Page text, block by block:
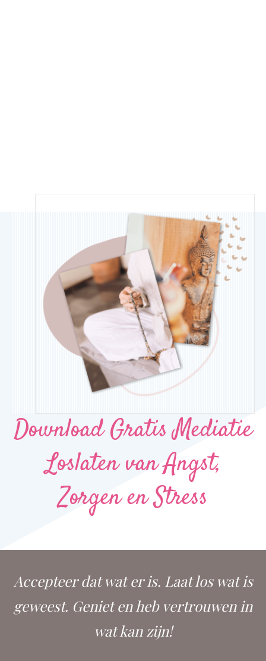
Download Gratis Mediatie
Loslaten van Angst,
Zorgen en Stress
Accepteer dat wat er is. Laat los wat is
geweest. Geniet en heb vertrouwen in
wat kan zijn!